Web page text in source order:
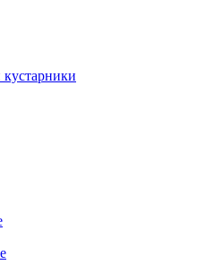
кустарники